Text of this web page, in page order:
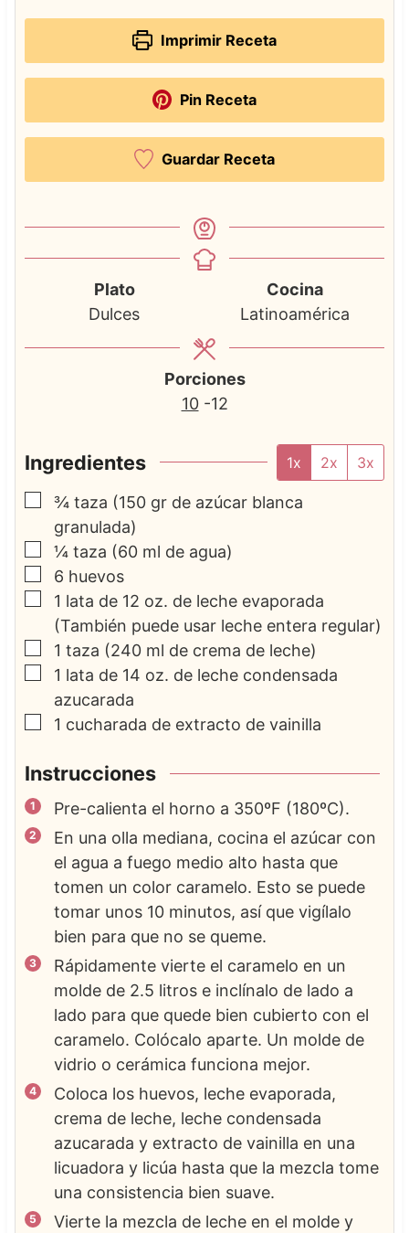
Imprimir Receta
Pin Receta
Guardar Receta
Plato
Dulces
Cocina
Latinoamérica
Porciones
10 -12
Ingredientes 1x 2x 3x
▢
¾ taza (150 gr de azúcar blanca
granulada)
▢
¼ taza (60 ml de agua)
▢
6 huevos
▢
1 lata de 12 oz. de leche evaporada
(También puede usar leche entera regular)
▢
1 taza (240 ml de crema de leche)
▢
1 lata de 14 oz. de leche condensada
azucarada
▢
1 cucharada de extracto de vainilla
Instrucciones
Pre-calienta el horno a 350ºF (180ºC).
En una olla mediana, cocina el azúcar con
el agua a fuego medio alto hasta que
tomen un color caramelo. Esto se puede
tomar unos 10 minutos, así que vigílalo
bien para que no se queme.
Rápidamente vierte el caramelo en un
molde de 2.5 litros e inclínalo de lado a
lado para que quede bien cubierto con el
caramelo. Colócalo aparte. Un molde de
vidrio o cerámica funciona mejor.
Coloca los huevos, leche evaporada,
crema de leche, leche condensada
azucarada y extracto de vainilla en una
licuadora y licúa hasta que la mezcla tome
una consistencia bien suave.
Vierte la mezcla de leche en el molde y